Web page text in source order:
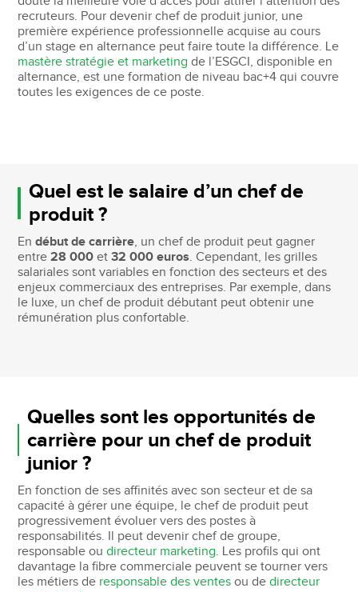
recruteurs. Pour devenir chef de produit junior, une
première expérience professionnelle acquise au cours
d’un stage en alternance peut faire toute la différence. Le
mastère stratégie et marketing de l’ESGCI, disponible en
alternance, est une formation de niveau bac+4 qui couvre
toutes les exigences de ce poste.
Quel est le salaire d’un chef de
produit ?
Endébut de carrière, un chef de produit peut gagner
entre 28 000et32 000 euros. Cependant, les grilles
salariales sont variables en fonction des secteurs et des
enjeux commerciaux des entreprises. Par exemple, dans
le luxe, un chef de produit débutant peut obtenir une
rémunération plus confortable.
Quelles sont les opportunités de
carrière pour un chef de produit
junior ?
En fonction de ses affinités avec son secteur et de sa
capacité à gérer une équipe, le chef de produit peut
progressivement évoluer vers des postes à
responsabilités. Il peut devenir chef de groupe,
responsable oudirecteur marketing. Les profils qui ont
davantage la fibre commerciale peuvent se tourner vers
les métiers de responsable des ventes ou dedirecteur